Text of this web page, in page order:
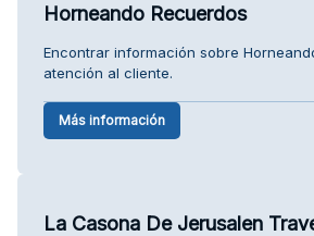
Horneando Recuerdos
Encontrar información sobre
atención al cliente.
Más información
La Casona De Jerusalen